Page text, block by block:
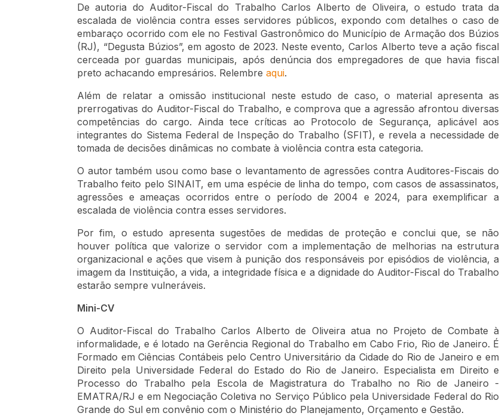
De autoria do Auditor-Fiscal do Trabalho Carlos Alberto de Oliveira, o estudo trata da
escalada de violência contra esses servidores públicos, expondo com detalhes o caso de
embaraço ocorrido com ele no Festival Gastronômico do Município de Armação dos Búzios
(RJ), “Degusta Búzios”, em agosto de 2023. Neste evento, Carlos Alberto teve a ação fiscal
cerceada por guardas municipais, após denúncia dos empregadores de que havia fiscal
preto achacando empresários. Relembre aqui.
Além de relatar a omissão institucional neste estudo de caso, o material apresenta as
prerrogativas do Auditor-Fiscal do Trabalho, e comprova que a agressão afrontou diversas
competências do cargo. Ainda tece críticas ao Protocolo de Segurança, aplicável aos
integrantes do Sistema Federal de Inspeção do Trabalho (SFIT), e revela a necessidade de
tomada de decisões dinâmicas no combate à violência contra esta categoria.
O autor também usou como base o levantamento de agressões contra Auditores-Fiscais do
Trabalho feito pelo SINAIT, em uma espécie de linha do tempo, com casos de assassinatos,
agressões e ameaças ocorridos entre o período de 2004 e 2024, para exemplificar a
escalada de violência contra esses servidores.
Por fim, o estudo apresenta sugestões de medidas de proteção e conclui que, se não
houver política que valorize o servidor com a implementação de melhorias na estrutura
organizacional e ações que visem à punição dos responsáveis por episódios de violência, a
imagem da Instituição, a vida, a integridade física e a dignidade do Auditor-Fiscal do Trabalho
estarão sempre vulneráveis.
Mini-CV
O Auditor-Fiscal do Trabalho Carlos Alberto de Oliveira atua no Projeto de Combate à
informalidade, e é lotado na Gerência Regional do Trabalho em Cabo Frio, Rio de Janeiro. É
Formado em Ciências Contábeis pelo Centro Universitário da Cidade do Rio de Janeiro e em
Direito pela Universidade Federal do Estado do Rio de Janeiro. Especialista em Direito e
Processo do Trabalho pela Escola de Magistratura do Trabalho no Rio de Janeiro -
EMATRA/RJ e em Negociação Coletiva no Serviço Público pela Universidade Federal do Rio
Grande do Sul em convênio com o Ministério do Planejamento, Orçamento e Gestão.